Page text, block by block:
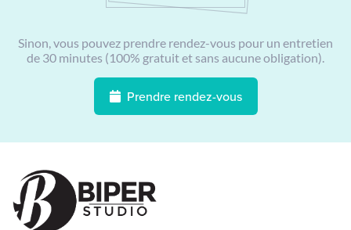
Sinon, vous pouvez prendre rendez-vous pour un entretien
de 30 minutes (100% gratuit et sans aucune obligation).
Prendre rendez-vous